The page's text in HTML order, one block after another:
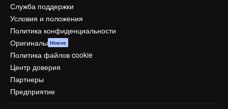
Служба поддержки
Условия и положения
Политика конфиденциальности
Оригиналы Новое
Политика файлов cookie
Центр доверия
Партнеры
Предприятие